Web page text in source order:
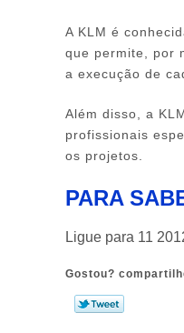
A KLM é
que permite, por
a execução de
Além disso, a
profissionais
os projetos.
PARA
Ligue para 11
Gostou?